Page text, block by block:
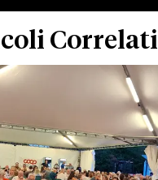
Correlati